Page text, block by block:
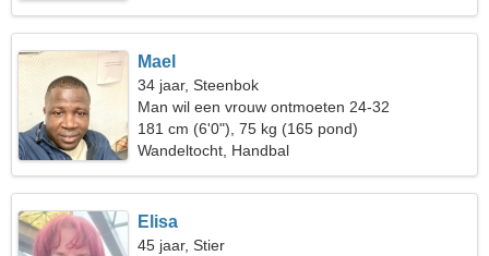
Mael
34 jaar, Steenbok
Man wil een vrouw ontmoeten 24-32
181 cm (6'0"), 75 kg (165 pond)
Wandeltocht, Handbal
Elisa
45 jaar, Stier